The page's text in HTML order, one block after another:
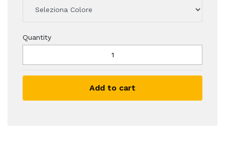
Quantity
Add to cart